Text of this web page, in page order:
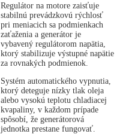
Regulátor na motore zaisťuje
stabilnú prevádzkovú rýchlosť
pri meniacich sa podmienkach
zaťaženia a generátor je
vybavený regulátorom napätia,
ktorý stabilizuje výstupné napätie
za rovnakých podmienok.
Systém automatického vypnutia,
ktorý deteguje nízky tlak oleja
alebo vysokú teplotu chladiacej
kvapaliny, v každom prípade
spôsobí, že generátorová
jednotka prestane fungovať.